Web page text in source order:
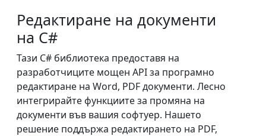
Редактиране на документи
на C#
Тази C# библиотека предоставя на
разработчиците мощен API за програмно
редактиране на Word, PDF документи. Лесно
интегрирайте функциите за промяна на
документи във вашия софтуер. Нашето
решение поддържа редактирането на PDF,